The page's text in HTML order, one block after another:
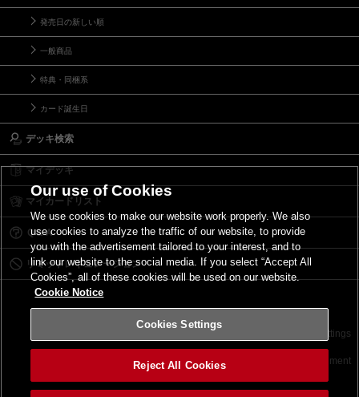
発売日の新しい順
一般商品
特典・同梱系
カード誕生日
デッキ検索
マイデッキ
マイカードリスト
Ｑ＆Ａ
リミットレギュレーション
サイトポリシー Cookies Settings
©2026 Konami Digital Entertainment
Our use of Cookies
We use cookies to make our website work properly. We also
use cookies to analyze the traffic of our website, to provide
you with the advertisement tailored to your interest, and to
link our website to the social media. If you select “Accept All
Cookies”, all of these cookies will be used on our website.
Cookie Notice
Cookies Settings
Reject All Cookies